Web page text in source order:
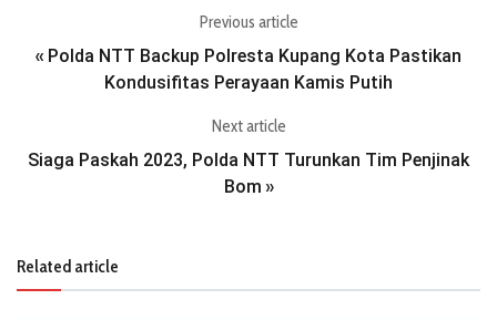
Previous article
« Polda NTT Backup Polresta Kupang Kota Pastikan
Kondusifitas Perayaan Kamis Putih
Next article
Siaga Paskah 2023, Polda NTT Turunkan Tim Penjinak
Bom »
Related article